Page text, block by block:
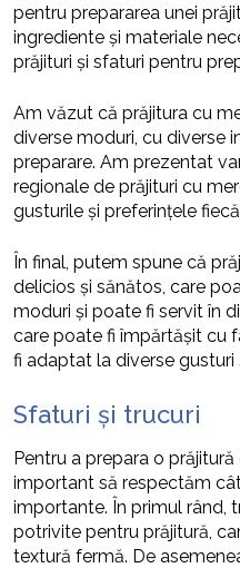
pentru prepararea unei
ingrediente și materiale
prăjituri și sfaturi pentru
Am văzut că prăjitura cu
diverse moduri, cu diverse
preparare. Am prezentat
regionale de prăjituri cu
gusturile și preferințele
În final, putem spune că
delicios și sănătos, care
moduri și poate fi servit în
care poate fi împărtășit cu
fi adaptat la diverse gusturi
Sfaturi și trucuri
Pentru a prepara o
important să respectăm
importante. În primul rând,
potrivite pentru prăjitură,
textură fermă. De